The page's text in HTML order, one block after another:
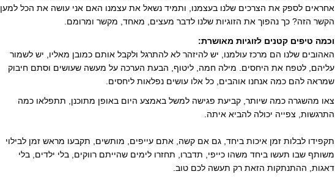
אחראים לספק את הצרכים שלנו בעצמנו, ותמיד נשאל את עצמנו האם אני עושה את הכל למען
הקשר הזה? כך נהפוך את הזוגיות שלנו לדבר מעצים, מאחד, מקשר ומרומם.
וכמה טיפים קטנים לזוגיות מאושרת:
האהובים שלנו הם מרכז עולמנו, יש להיזהר לא להתרגל ולקבל אותם כמובן מאליו, יש לשמור
עליהם, לטפח את היחסים. מילה חמה, ליטוף, הבעת הערכה על מעשה שעושים וסתם חיבוק
שמראה להם כמה אנחנו אוהבים, כל אלו עושים נפלאות ליחסים.
צאו מהשגרה כמה שיותר, קביעת פגישה למשל באמצע היום באופן מתוכנן, תתפלאו כמה
התרגשות, צפייה יכולה להביא איתה.
תקפידו לבלות זמן איכות ביחד, גם אם קשה, אתם עייפים, מותשים, תקבעו מראש זמן לבילוי
משותף שבו תעשו ביחד משהו כייפי, תדברו, תחזרו לימים שהייתם רווקים, בלי ילדים, בלי
דאגות, ההתנתקות הזאת רק תעשה לכם טוב.